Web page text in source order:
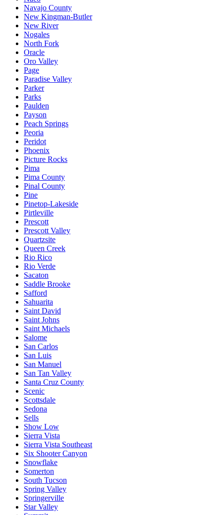
Navajo County
New Kingman-Butler
New River
Nogales
North Fork
Oracle
Oro Valley
Page
Paradise Valley
Parker
Parks
Paulden
Payson
Peach Springs
Peoria
Peridot
Phoenix
Picture Rocks
Pima
Pima County
Pinal County
Pine
Pinetop-Lakeside
Pirtleville
Prescott
Prescott Valley
Quartzsite
Queen Creek
Rio Rico
Rio Verde
Sacaton
Saddle Brooke
Safford
Sahuarita
Saint David
Saint Johns
Saint Michaels
Salome
San Carlos
San Luis
San Manuel
San Tan Valley
Santa Cruz County
Scenic
Scottsdale
Sedona
Sells
Show Low
Sierra Vista
Sierra Vista Southeast
Six Shooter Canyon
Snowflake
Somerton
South Tucson
Spring Valley
Springerville
Star Valley